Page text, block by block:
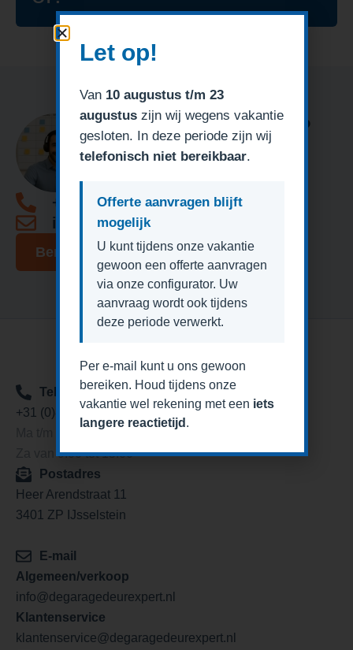
Heeft u een vraag?
+31 (0)85 1309623
info@degaragedeurexpert.nl
Bericht sturen
Telefoon
+31 (0)85 1309623
Ma t/m vr van 9:00 tot 19:00
Za van 9:00 tot 15:00
Postadres
Heer Arendstraat 11
3401 ZP IJsselstein
E-mail
Algemeen/verkoop
info@degaragedeurexpert.nl
Klantenservice
klantenservice@degaragedeurexpert.nl
Let op!
Van 10 augustus t/m 23
augustus zijn wij wegens vakantie
gesloten. In deze periode zijn wij
telefonisch niet bereikbaar.
Offerte aanvragen blijft
mogelijk
U kunt tijdens onze vakantie
gewoon een offerte aanvragen
via onze configurator. Uw
aanvraag wordt ook tijdens
deze periode verwerkt.
Per e-mail kunt u ons gewoon
bereiken. Houd tijdens onze
vakantie wel rekening met een iets
langere reactietijd .